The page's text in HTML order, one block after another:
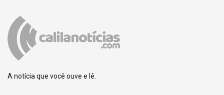
A notícia que você ouve e lê.